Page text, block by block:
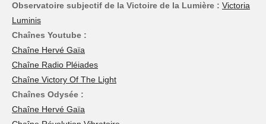
Observatoire subjectif de la Victoire de la Lumière : Victoria
Luminis
Chaînes Youtube :
Chaîne Hervé Gaïa
Chaîne Radio Pléiades
Chaîne Victory Of The Light
Chaînes Odysée :
Chaîne Hervé Gaïa